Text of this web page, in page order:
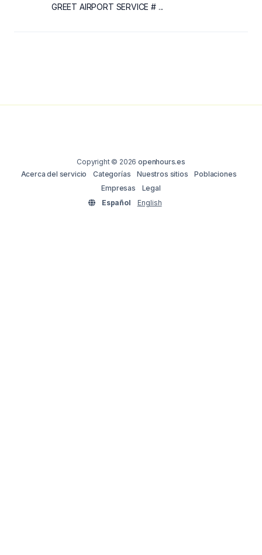
GREET AIRPORT SERVICE # ...
Copyright © 2026openhours.es
Acerca del servicio
Categorías Nuestros sitios
Poblaciones
Empresas
Legal
Español
English